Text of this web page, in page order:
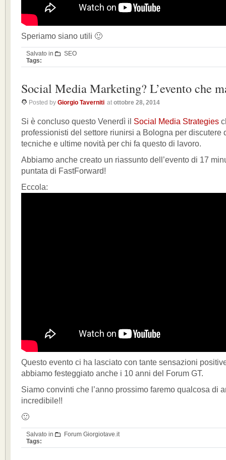
Speriamo siano utili 🙂
Salvato in
SEO
Tags:
Social Media Marketing? L’evento che
Posted by Giorgio Taverniti at ottobre 28, 2014
Si è concluso questo Venerdì il Social Media Strategies
professionisti del settore riunirsi a Bologna per discutere
tecniche e ultime novità per chi fa questo di lavoro.
Abbiamo anche creato un riassunto dell’evento di 17
puntata di FastForward!
Eccola:
Questo evento ci ha lasciato con tante sensazioni
abbiamo festeggiato anche i 10 anni del Forum GT.
Siamo convinti che l’anno prossimo faremo qualcosa di
incredibile!!
🙂
Salvato in
Forum Giorgiotave.it
Tags: